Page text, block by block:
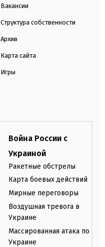
Вакансии
Структура собственности
Архив
Карта сайта
Игры
Война России с
Украиной
Ракетные обстрелы
Карта боевых действий
Мирные переговоры
Воздушная тревога в
Украине
Массированная атака по
Украине